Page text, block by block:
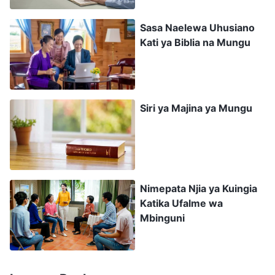
Mwanadamu Wataingia Rahani Pamoja)
nilivyozidi kusoma ndivyo nilivyozidi kuhisi
kuchanganyikiwa: Mwanadamu atamwabudu
Mungu akiwa duniani? Hili litafanyika vipi? Katika
Biblia haisemwi kwamba hili litafanyika
mbinguni? Linawezaje kuwa duniani? Nilikimbilia
Biblia yangu, kuifungua kwa Yohana 14:2-3, na
kusoma mahaliBwana Yesu
nyumba ya Babangu kuna majumba mengi:
ingalikuwa sivyo, ningaliwajulisha. Naenda
kuwatayarishia mahali. Na nikienda
kuwatayarishia mahali, nitarudi tena na
kuwapokea kwangu; ili mahali nipo, muweze
Sasa Naelewa Uhusiano
Kati ya Biblia na Mungu
Siri ya Majina ya Mungu
Nimepata Njia ya Kuingia
Katika Ufalme wa
Mbinguni